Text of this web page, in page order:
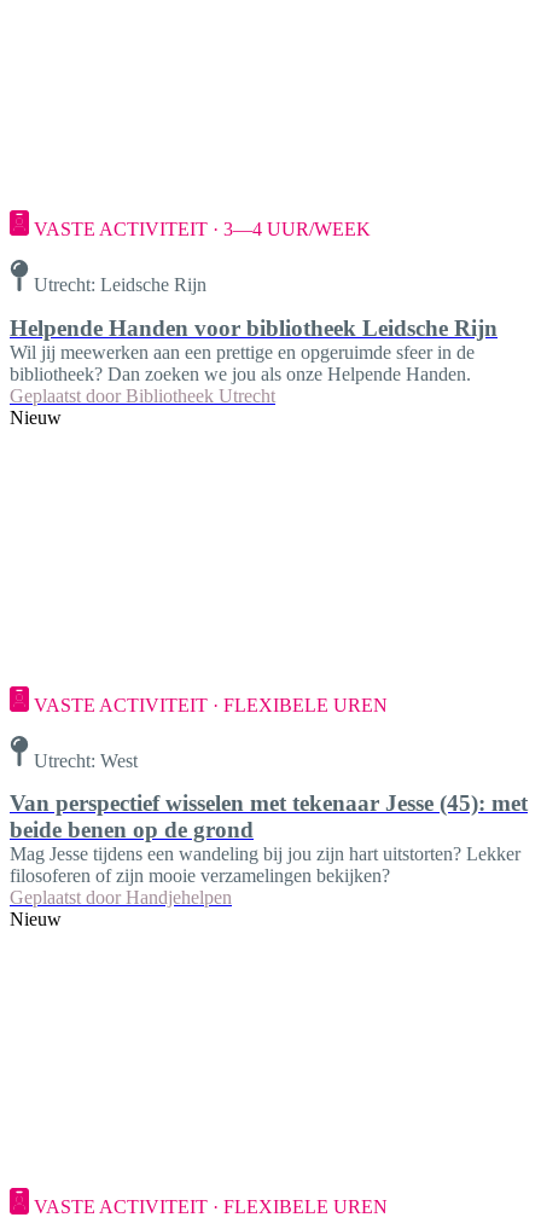
VASTE ACTIVITEIT · 3—4 UUR/WEEK
Utrecht: Leidsche Rijn
Helpende Handen voor bibliotheek Leidsche Rijn
Wil jij meewerken aan een prettige en opgeruimde sfeer in de
bibliotheek? Dan zoeken we jou als onze Helpende Handen.
Geplaatst door Bibliotheek Utrecht
Nieuw
VASTE ACTIVITEIT · FLEXIBELE UREN
Utrecht: West
Van perspectief wisselen met tekenaar Jesse (45): met
beide benen op de grond
Mag Jesse tijdens een wandeling bij jou zijn hart uitstorten? Lekker
filosoferen of zijn mooie verzamelingen bekijken?
Geplaatst door Handjehelpen
Nieuw
VASTE ACTIVITEIT · FLEXIBELE UREN